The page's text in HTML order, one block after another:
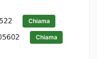
Chiama
Chiama